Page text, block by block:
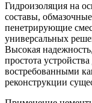
Гидроизоляция на
составы,
пенетрирующие
универсальных
Высокая
простота
востребованными
реконструкции